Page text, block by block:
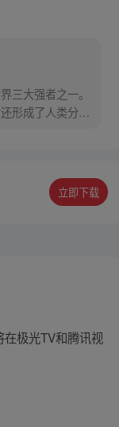
三大强者之一。
形成了人类分
立即下载
在极光TV和腾讯视